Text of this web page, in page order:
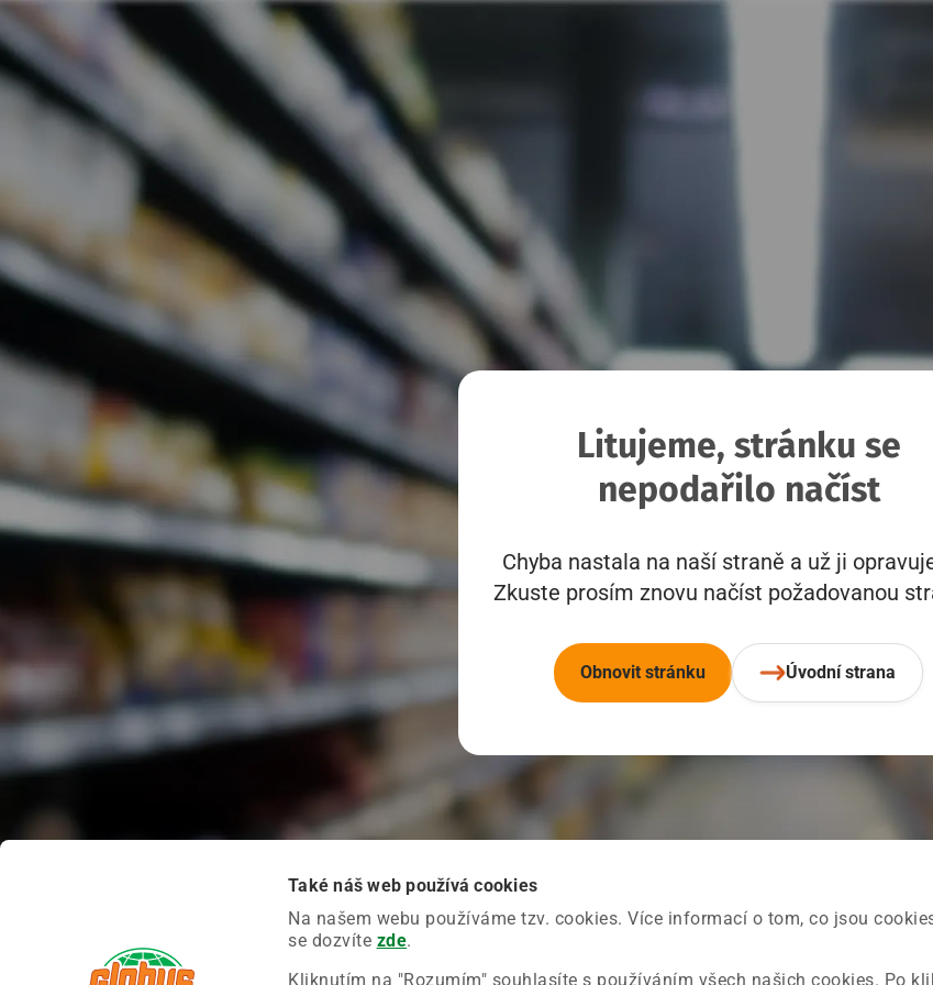
Také náš web používá cookies
Na našem webu používáme tzv. cookies. Více informací o tom, co jsou
se dozvíte zde.
Kliknutím na "Rozumím" souhlasíte s používáním všech našich cookies. Po
Litujeme, stránku se
nepodařilo načíst
Chyba nastala na naší straně a už ji
Zkuste prosím znovu načíst požadovanou
Obnovit stránku Úvodní strana